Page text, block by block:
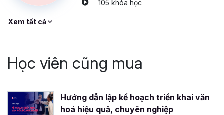
105 khóa học
Xem tất cả
Học viên cũng mua
Hướng dẫn lập kế hoạch triển khai văn
hoá hiệu quả, chuyên nghiệp